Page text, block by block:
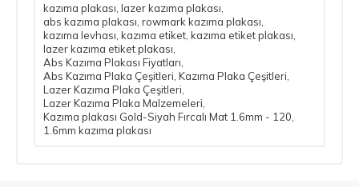
kazıma plakası lazer kazıma plakası
abs kazıma plakası rowmark kazıma plakası
kazıma levhası kazıma etiket kazıma etiket plakası
lazer kazıma etiket plakası
Abs Kazıma Plakası Fiyatları
Abs Kazıma Plaka Çeşitleri Kazıma Plaka Çeşitleri
Lazer Kazıma Plaka Çeşitleri
Lazer Kazıma Plaka Malzemeleri
Kazıma plakası Gold-Siyah Fırcalı Mat 1.6mm - 120
1.6mm kazıma plakası